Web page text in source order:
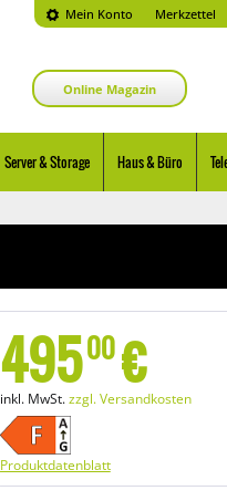
Mein Konto Merkzettel
Online Magazin
Server & Storage Haus & Büro
49500€
inkl. MwSt.zzgl. Versandkosten
Produktdatenblatt